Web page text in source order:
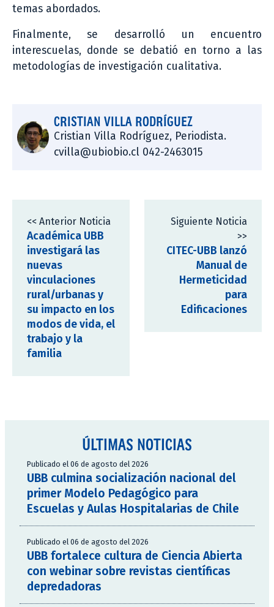
temas abordados.
Finalmente, se desarrolló un encuentro
interescuelas, donde se debatió en torno a las
metodologías de investigación cualitativa.
CRISTIAN VILLA RODRÍGUEZ
Cristian Villa Rodríguez, Periodista.
cvilla@ubiobio.cl 042-2463015
<< Anterior Noticia
Académica UBB
investigará las
nuevas
vinculaciones
rural/urbanas y
su impacto en los
modos de vida, el
trabajo y la
familia
Siguiente Noticia
>>
CITEC-UBB lanzó
Manual de
Hermeticidad
para
Edificaciones
ÚLTIMAS NOTICIAS
Publicado el 06 de agosto del 2026
UBB culmina socialización nacional del
primer Modelo Pedagógico para
Escuelas y Aulas Hospitalarias de Chile
Publicado el 06 de agosto del 2026
UBB fortalece cultura de Ciencia Abierta
con webinar sobre revistas científicas
depredadoras